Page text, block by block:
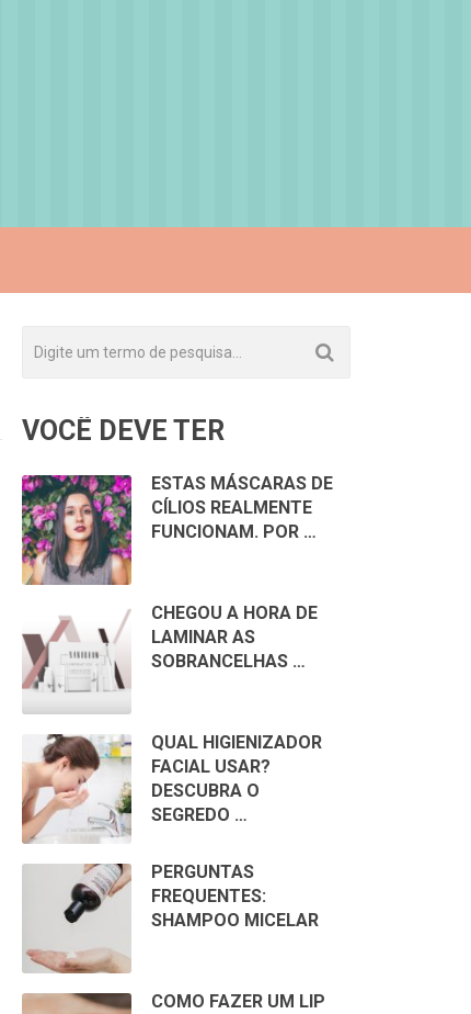
VOCÊ DEVE TER
ESTAS MÁSCARAS DE
CÍLIOS REALMENTE
FUNCIONAM. POR …
CHEGOU A HORA DE
LAMINAR AS
SOBRANCELHAS …
QUAL HIGIENIZADOR
FACIAL USAR?
DESCUBRA O
SEGREDO …
PERGUNTAS
FREQUENTES:
SHAMPOO MICELAR
COMO FAZER UM LIP